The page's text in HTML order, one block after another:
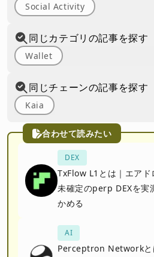
合わせて読みたい
DEX
TxFlow L1とは｜エアド
未確定のperp DEXを実
かめる
AI
Perceptron Networkと
Social Activity
同じカテゴリの記事を探す
Wallet
同じチェーンの記事を探す
Kaia